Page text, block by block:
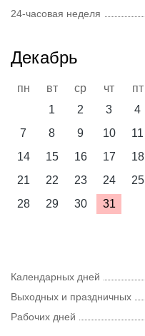
24-часовая неделя
Декабрь
пн вт ср чт пт
1
2 3 4
7
8 9 10 11
14
15 16 17 18
21
22 23 24 25
28
29 30 31
Календарных дней
Выходных и праздничных
Рабочих дней